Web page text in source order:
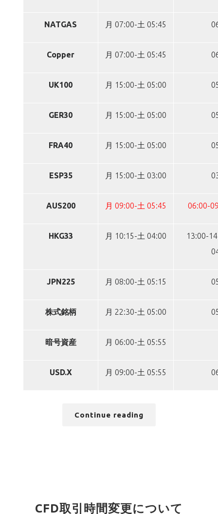
NATGAS 月 07:00-土 05:45
Copper 月 07:00-土 05:45
UK100 月 15:00-土 05:00
GER30 月 15:00-土 05:00
FRA40 月 15:00-土 05:00
ESP35 月 15:00-土 03:00
AUS200 月 09:00-土 05:45 06:00-
HKG33 月 10:15-土 04:00
13:00-
JPN225 月 08:00-土 05:15
株式銘柄 月 22:30-土 05:00
暗号資産 月 06:00-土 05:55
USD.X 月 09:00-土 05:55
Continue reading
CFD取引時間変更について